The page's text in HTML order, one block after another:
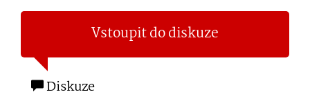
Vstoupit do diskuze
Diskuze